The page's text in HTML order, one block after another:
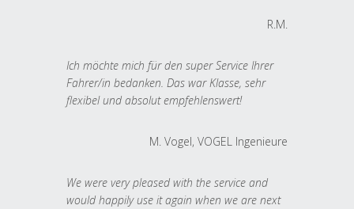
R.M.
Ich möchte mich für den super Service Ihrer
Fahrer/in bedanken. Das war Klasse, sehr
flexibel und absolut empfehlenswert!
M. Vogel, VOGEL Ingenieure
We were very pleased with the service and
would happily use it again when we are next